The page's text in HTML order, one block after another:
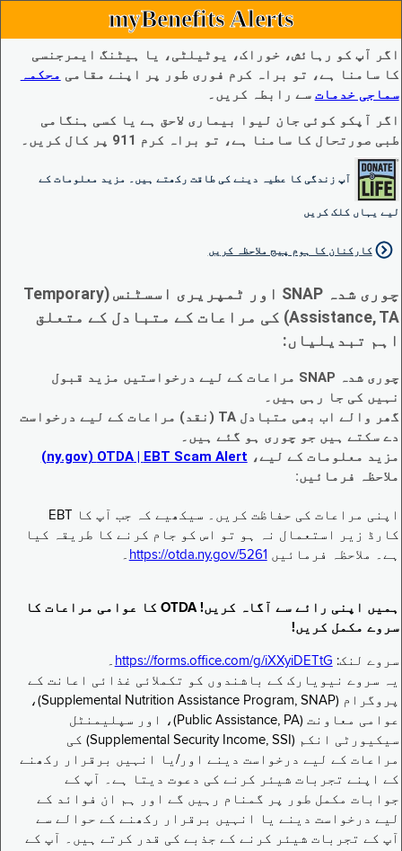
myBenefits Alerts
اگر آپ کو رہائش، خوراک، یوٹیلٹی، یا ہیٹنگ ایمرجنسی
کا سامنا ہے، تو براہ کرم فوری طور پر اپنے مقامی محکمہ
سماجی خدمات سے رابطہ کریں۔
اگر آپکو کوئی جان لیوا بیماری لاحق ہے یا کسی ہنگامی
طبی صورتحال کا سامنا ہے، تو براہ کرم 911 پر کال کریں۔
آپ زندگی کا عطیہ دینے کی طاقت رکھتے ہیں۔ مزید معلومات کے
لیے یہاں کلک کریں
کارکنان کا ہوم پیج ملاحظہ کریں
چوری شدہ SNAP اور ٹمپریری اسسٹنس (Temporary
Assistance, TA) کی مراعات کے متبادل کے متعلق
اہم تبدیلیاں:
چوری شدہ SNAP مراعات کے لیے درخواستیں مزید قبول
نہیں کی جا رہی ہیں۔
گھر والے اب بھی متبادل TA (نقد) مراعات کے لیے درخواست
دے سکتے ہیں جو چوری ہو گئے ہیں۔
مزید معلومات کے لیے، EBT Scam Alert ‏| OTDA ‏(ny.gov)
ملاحظہ فرمائیں:
اپنی مراعات کی حفاظت کریں۔ سیکھیے کہ جب آپ کا EBT
کارڈ زیر استعمال نہ ہو تو اس کو جام کرنے کا طریقہ کیا
ہے۔ ملاحظہ فرمائیں https://otda.ny.gov/5261 ۔
ہمیں اپنی رائے سے آگاہ کریں! OTDA کا عوامی مراعات کا
سروے مکمل کریں!
سروے لنک: https://forms.office.com/g/iXXyiDETtG ۔
یہ سروے نیویارک کے باشندوں کو تکملائی غذائی اعانت کے
پروگرام (Supplemental Nutrition Assistance Program, SNAP)،
عوامی معاونت (Public Assistance, PA)، اور سپلیمنٹل
سیکیورٹی انکم (Supplemental Security Income, SSI) کی
مراعات کے لیے درخواست دینے اور/یا انہیں برقرار رکھنے
کے اپنے تجربات شیئر کرنے کی دعوت دیتا ہے۔ آپ کے
جوابات مکمل طور پر گمنام رہیں گے اور ہم ان فوائد کے
لیے درخواست دینے یا انہیں برقرار رکھنے کے حوالے سے
آپ کے تجربات شیئر کرنے کے جذبے کی قدر کرتے ہیں۔ آپ کے